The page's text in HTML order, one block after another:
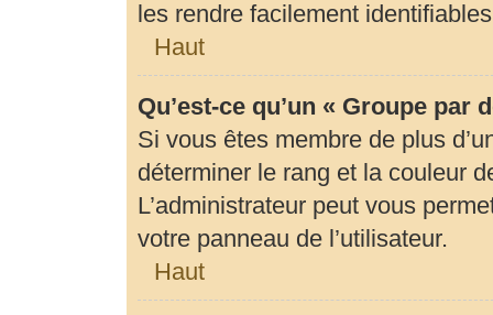
les rendre facilement
Haut
Qu’est-ce qu’un « Groupe par
Si vous êtes membre de plus
déterminer le rang et la couleur
L’administrateur peut vous
votre panneau de l’utilisateur.
Haut